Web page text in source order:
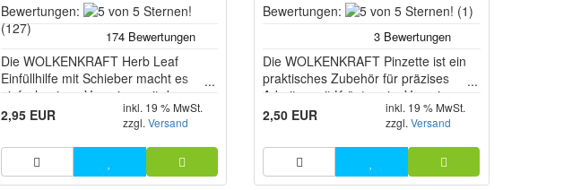
Bewertungen:
5
5
(127)
Die WOLKENKRAFT Herb Leaf
Einfüllhilfe mit Schieber macht es
einfach, einen Vaporizer mit den
Lieblingskräutern zu befüllen.
2,95 EUR
inkl. 19 % MwSt.
zzgl.Versand
Bewertungen:
5
Sternen!
(1)
Die WOLKENKRAFT Pinzette ist ein
praktisches Zubehör für präzises
Arbeiten mit Kräutern im Vaporizer.
Sie ermöglicht ein kontrolliertes
Einfüllen und Positionieren von
Pflanzenmaterial in der
Kräuterkammer und unterstützt damit
eine saubere und gleichmäßige
2,50 EUR
inkl. 19 % MwSt.
zzgl. Versand